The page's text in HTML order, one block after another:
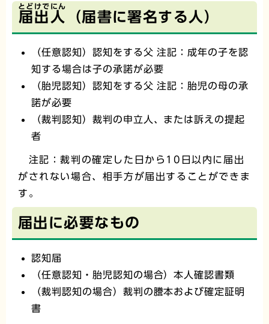
届出人
とどけでにん
（届書に署名する人）
（任意認知）認知をする父 注記：成年の子を認
知する場合は子の承諾が必要
（胎児認知）認知をする父 注記：胎児の母の承
諾が必要
（裁判認知）裁判の申立人、または訴えの提起
者
注記：裁判の確定した日から10日以内に届出
がされない場合、相手方が届出することができま
す。
届出に必要なもの
認知届
（任意認知・胎児認知の場合）本人確認書類
（裁判認知の場合）裁判の謄本および確定証明
書